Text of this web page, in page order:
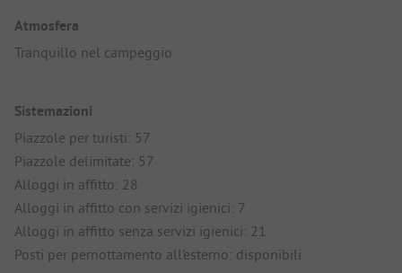
Atmosfera
Tranquillo nel campeggio
Sistemazioni
Piazzole per turisti: 57
Piazzole delimitate: 57
Alloggi in affitto: 28
Alloggi in affitto con servizi igienici: 7
Alloggi in affitto senza servizi igienici: 21
Posti per pernottamento all'esterno: disponibili